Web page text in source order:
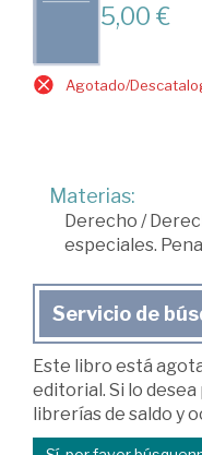
5,00 €
Agotado/
Materias:
Derecho /
especiales.
Servicio de
Este libro está
editorial. Si lo
librerías de saldo y